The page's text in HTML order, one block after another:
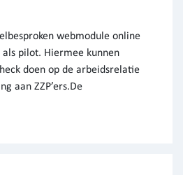
webmodule online
als pilot. Hiermee kunnen
doen op de arbeidsrelatie
aan ZZP’ers.De